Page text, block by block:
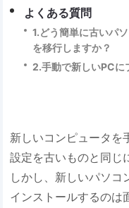
よくある質問
1.どう簡単に古いパ
を移行しますか？
2.手動で新しいPCに
新しいコンピュータを
設定を古いものと同じ
しかし、新しいパソコ
インストールするのは